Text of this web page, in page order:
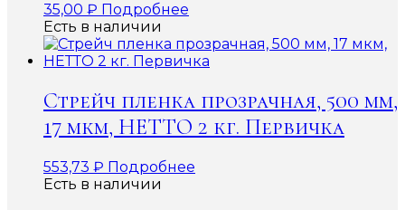
35,00 ₽ Подробнее
Есть в наличии
Стрейч пленка прозрачная, 500 мм,
17 мкм, НЕТТО 2 кг. Первичка
553,73 ₽ Подробнее
Есть в наличии